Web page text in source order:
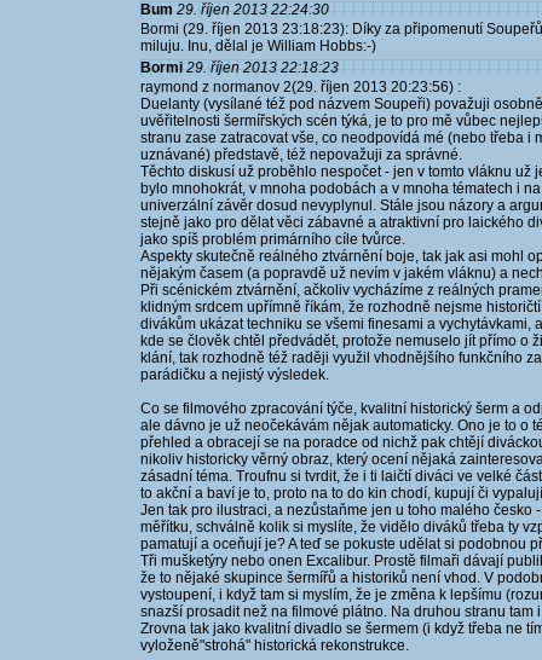
Bum 29. říjen 2013 22:24:30
Bormi (29. říjen 2013 23:18:23): Díky za připomenutí
miluju. Inu, dělal je William Hobbs:-)
Bormi 29. říjen 2013 22:18:23
raymond z normanov 2(29. říjen 2013 20:23:56) :
Duelanty (vysílané též pod názvem Soupeři) považuji
uvěřitelnosti šermířských scén týká, je to pro mě vůbec
stranu zase zatracovat vše, co neodpovídá mé (nebo třeba
uznávané) představě, též nepovažuji za správné.
Těchto diskusí už proběhlo nespočet - jen v tomto vláknu
bylo mnohokrát, v mnoha podobách a v mnoha tématech i
univerzální závěr dosud nevyplynul. Stále jsou názory a
stejně jako pro dělat věci zábavné a atraktivní pro laického
jako spíš problém primárního cíle tvůrce.
Aspekty skutečně reálného ztvárnění boje, tak jak asi mohl
nějakým časem (a popravdě už nevím v jakém vláknu) a
Při scénickém ztvárnění, ačkoliv vycházíme z reálných
klidným srdcem upřímně říkám, že rozhodně nejsme
divákům ukázat techniku se všemi finesami a vychytávkami,
kde se člověk chtěl předvádět, protože nemuselo jít přímo o
klání, tak rozhodně též raději využil vhodnějšího funkčního
parádičku a nejistý výsledek.
Co se filmového zpracování týče, kvalitní historický šerm a
ale dávno je už neočekávám nějak automaticky. Ono je to o
přehled a obracejí se na poradce od nichž pak chtějí
nikoliv historicky věrný obraz, který ocení nějaká
zásadní téma. Troufnu si tvrdit, že i ti laičtí diváci ve velké
to akční a baví je to, proto na to do kin chodí, kupují či
Jen tak pro ilustraci, a nezůstaňme jen u toho malého
měřítku, schválně kolik si myslíte, že vidělo diváků třeba ty
pamatují a oceňují je? A teď se pokuste udělat si podobnou
Tři mušketýry nebo onen Excalibur. Prostě filmaři dávají
že to nějaké skupince šermířů a historiků není vhod. V
vystoupení, i když tam si myslím, že je změna k lepšímu
snazší prosadit než na filmové plátno. Na druhou stranu
Zrovna tak jako kvalitní divadlo se šermem (i když třeba ne
vyloženě"strohá" historická rekonstrukce.